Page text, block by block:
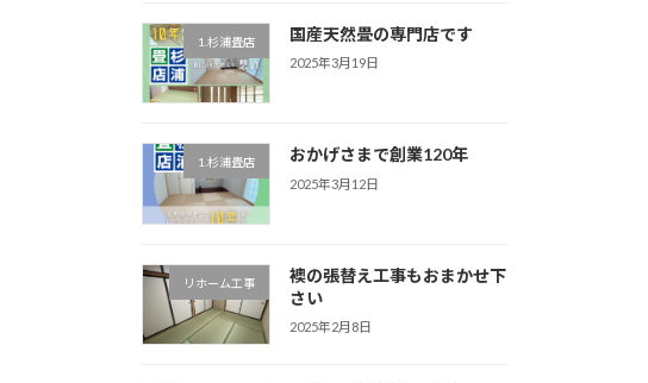
1.杉浦畳店 国産天然畳の専門店です
2025年3月19日
1.杉浦畳店 おかげさまで創業120年
2025年3月12日
リホーム工事
襖の張替え工事もおまかせ下
さい
2025年2月8日